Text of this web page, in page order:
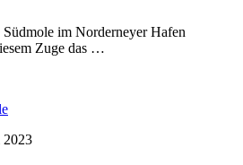
im Norderneyer Hafen
Zuge das …
2023